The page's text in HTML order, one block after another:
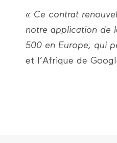
« Ce contrat
notre application de
500 en Europe, qui
et l’Afrique de